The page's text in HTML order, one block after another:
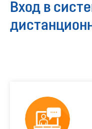
Вход в